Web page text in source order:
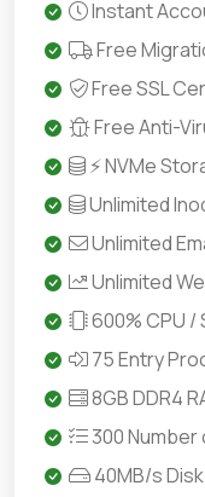
Instant
Free
Free SSL
Free Anti-
⚡ NVMe
Unlimited
Unlimited
Unlimited
600% CPU /
75 Entry
8GB DDR4
300
40MB/s Disk